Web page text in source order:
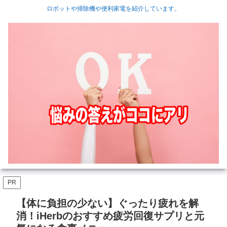
ロボットや掃除機や便利家電を紹介しています。
PR
【体に負担の少ない】ぐったり疲れを解
消！iHerbのおすすめ疲労回復サプリと元